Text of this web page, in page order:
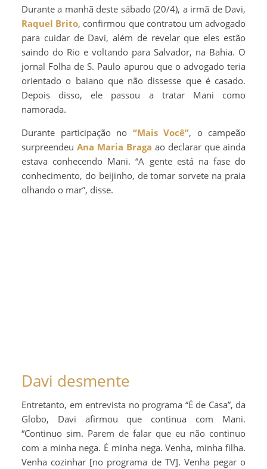
Durante a manhã deste sábado (20/4), a irmã de Davi,
Raquel Brito, confirmou que contratou um advogado
para cuidar de Davi, além de revelar que eles estão
saindo do Rio e voltando para Salvador, na Bahia. O
jornal Folha de S. Paulo apurou que o advogado teria
orientado o baiano que não dissesse que é casado.
Depois disso, ele passou a tratar Mani como
namorada.
Durante participação no “Mais Você”, o campeão
surpreendeu Ana Maria Braga ao declarar que ainda
estava conhecendo Mani. “A gente está na fase do
conhecimento, do beijinho, de tomar sorvete na praia
olhando o mar”, disse.
Davi desmente
Entretanto, em entrevista no programa “É de Casa”, da
Globo, Davi afirmou que continua com Mani.
“Continuo sim. Parem de falar que eu não continuo
com a minha nega. É minha nega. Venha, minha filha.
Venha cozinhar [no programa de TV]. Venha pegar o